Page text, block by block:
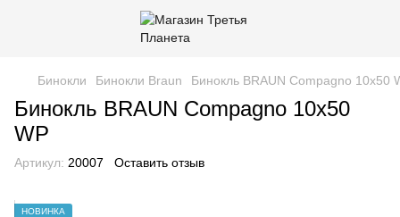
Бинокли Бинокли Braun Бинокль BRAUN Compagno 10х50
Бинокль BRAUN Compagno 10х50
WP
Артикул: 20007 Оставить отзыв
НОВИНКА